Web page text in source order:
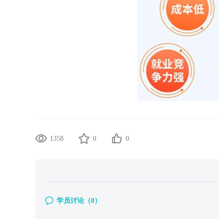
1358 0 0
学员讨论（0）